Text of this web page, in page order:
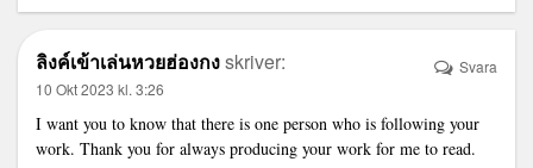
ลิงค์เข้าเล่นหวยฮ่องกงskriver:
10 Okt 2023 kl. 3:26
I want you to know that there is one person who is following your
work. Thank you for always producing your work for me to read.
Svara